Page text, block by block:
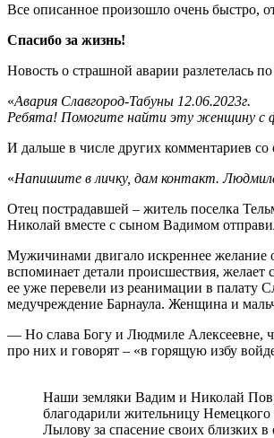
Все описанное произошло очень быстро,
Спасибо за жизнь!
Новость о страшной аварии разлетелась
«Авария Славгород-Табуны 12.06.2023г.
Ребята! Помогите найти эту женщину с
И дальше в числе других комментариев
«Напишите в личку, дам контакт.
Отец пострадавшей – житель поселка
Николай вместе с сыном Вадимом
Мужичинами двигало искреннее желание
вспоминает детали происшествия,
ее уже перевели из реанимации в палату
медучреждение Барнаула. Женщина и
— Но слава Богу и Людмиле Алексеевне,
про них и говорят – «в горящую избу
Наши земляки Вадим и Николай
благодарили жительницу
Лылову за спасение своих близких